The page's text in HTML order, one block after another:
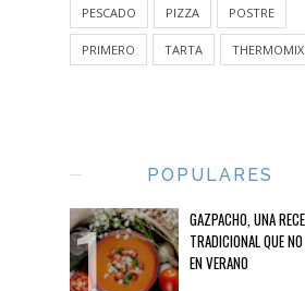
PESCADO PIZZA POSTRE
PRIMERO TARTA THERMOMIX
POPULARES
GAZPACHO, UNA
TRADICIONAL QUE
EN VERANO